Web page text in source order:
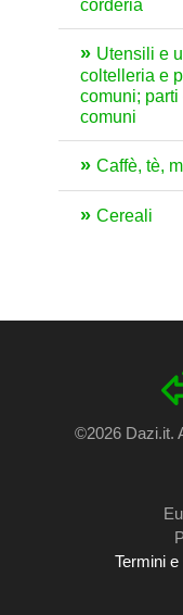
corderia
Utensili e
coltelleria e
comuni;
comuni
Caffè, tè,
Cereali
©2026 Dazi.it.
Termini